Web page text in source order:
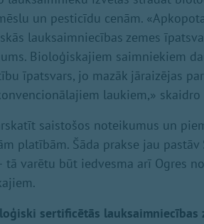
un pesticīdu cenām.
lauksaimniecības zemes
Bioloģiskajiem saimniekiem
īpatsvars, jo mazāk jāraizējas
laukiem,» skaidro
saistošos noteikumus un
platībām. Šāda prakse jau pastāv
tā varētu būt iedvesma arī Ogres
sertificētās lauksaimniecības